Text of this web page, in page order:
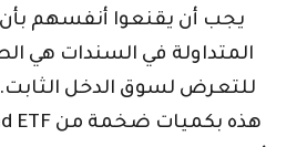
يجب أن يقنعوا أنفسهم
المتداولة في السندات هي
للتعرض لسوق الدخل الثابت.